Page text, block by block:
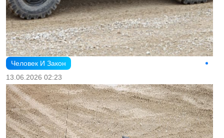
Человек И Закон
13.06.2026 02:23